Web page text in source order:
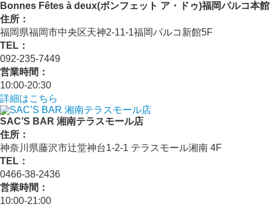
Bonnes Fêtes à deux(ボンフェット ア・ドゥ)福岡パルコ本館
住所：
福岡県福岡市中央区天神2-11-1福岡パルコ新館5F
TEL：
092-235-7449
営業時間：
10:00-20:30
詳細はこちら
SAC’S BAR 湘南テラスモール店
住所：
神奈川県藤沢市辻堂神台1-2-1 テラスモール湘南 4F
TEL：
0466-38-2436
営業時間：
10:00-21:00